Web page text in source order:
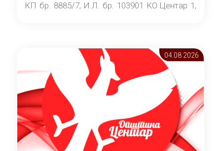
КП бр. 8885/7, И.Л. бр. 103901 КО Центар 1,
Скопје” број 9/2026), за времетраење од 3
(три) години од денот на потпишувањето на
Договорот за закуп со најповолниот
понудувач.
04.08 2026